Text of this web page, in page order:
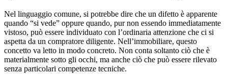
Nel linguaggio comune, si potrebbe dire che un difetto è apparente
quando “si vede” oppure quando, pur non essendo immediatamente
vistoso, può essere individuato con l’ordinaria attenzione che ci si
aspetta da un compratore diligente. Nell’immobiliare, questo
concetto va letto in modo concreto. Non conta soltanto ciò che è
materialmente sotto gli occhi, ma anche ciò che può essere rilevato
senza particolari competenze tecniche.